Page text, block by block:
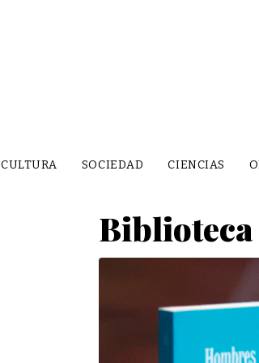
CULTURA SOCIEDAD CIENCIAS